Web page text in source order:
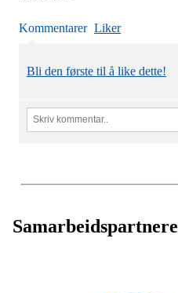
Kommentarer Liker
Bli den første til å like dette!
Samarbeidspartnere